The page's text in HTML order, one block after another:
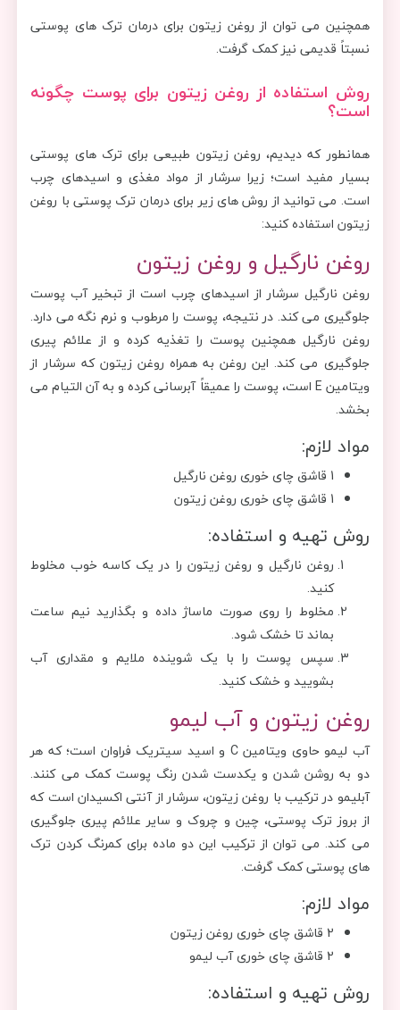
همچنین می توان از روغن زیتون برای درمان ترک های پوستی
نسبتاً قدیمی نیز کمک گرفت.
روش استفاده از روغن زیتون برای پوست چگونه
است؟
همانطور که دیدیم، روغن زیتون طبیعی برای ترک های پوستی
بسیار مفید است؛ زیرا سرشار از مواد مغذی و اسیدهای چرب
است. می توانید از روش های زیر برای درمان ترک پوستی با روغن
زیتون استفاده کنید:
روغن نارگیل و روغن زیتون
روغن نارگیل سرشار از اسیدهای چرب است از تبخیر آب پوست
جلوگیری می کند. در نتیجه، پوست را مرطوب و نرم نگه می دارد.
روغن نارگیل همچنین پوست را تغذیه کرده و از علائم پیری
جلوگیری می کند. این روغن به همراه روغن زیتون که سرشار از
ویتامین E است، پوست را عمیقاً آبرسانی کرده و به آن التیام می
بخشد.
مواد لازم:
1 قاشق چای خوری روغن نارگیل
1 قاشق چای خوری روغن زیتون
روش تهیه و استفاده:
روغن نارگیل و روغن زیتون را در یک کاسه خوب مخلوط
کنید.
مخلوط را روی صورت ماساژ داده و بگذارید نیم ساعت
بماند تا خشک شود.
سپس پوست را با یک شوینده ملایم و مقداری آب
بشویید و خشک کنید.
روغن زیتون و آب لیمو
آب لیمو حاوی ویتامین C و اسید سیتریک فراوان است؛ که هر
دو به روشن شدن و یکدست شدن رنگ پوست کمک می کنند.
آبلیمو در ترکیب با روغن زیتون، سرشار از آنتی اکسیدان است که
از بروز ترک پوستی، چین و چروک و سایر علائم پیری جلوگیری
می کند. می توان از ترکیب این دو ماده برای کمرنگ کردن ترک
های پوستی کمک گرفت.
مواد لازم:
2 قاشق چای خوری روغن زیتون
2 قاشق چای خوری آب لیمو
روش تهیه و استفاده: